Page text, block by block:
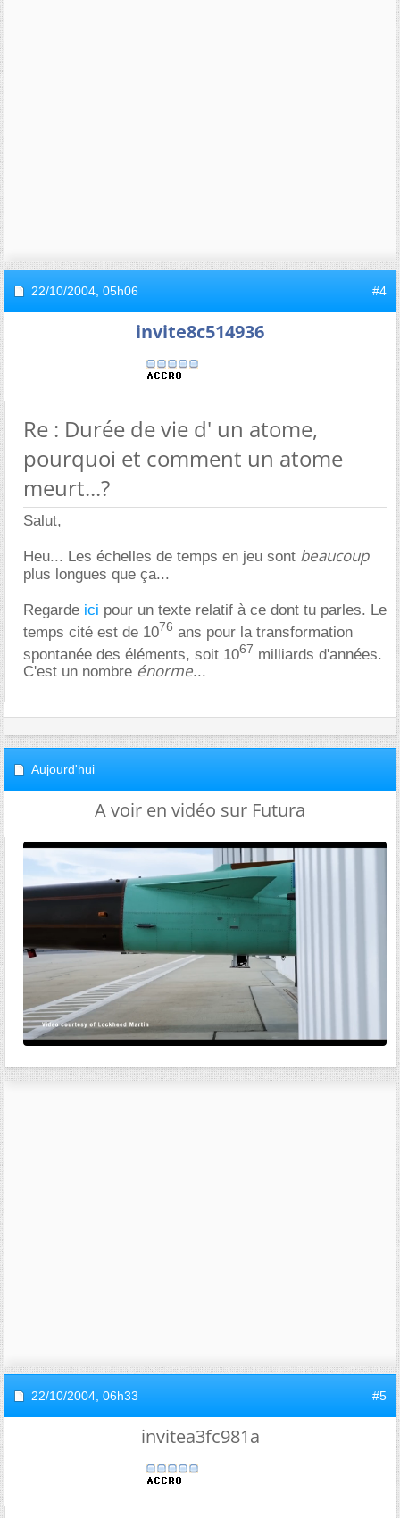
22/10/2004, 05h06 #4
invite8c514936
Re : Durée de vie d' un atome,
pourquoi et comment un atome
meurt...?
Salut,
Heu... Les échelles de temps en jeu sont beaucoup
plus longues que ça...
Regarde ici pour un texte relatif à ce dont tu parles. Le
temps cité est de 1076 ans pour la transformation
spontanée des éléments, soit 1067 milliards d'années.
C'est un nombre énorme...
Aujourd'hui
A voir en vidéo sur Futura
22/10/2004, 06h33 #5
invitea3fc981a